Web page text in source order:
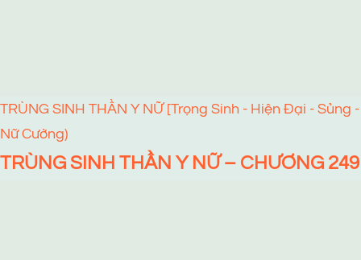
TRÙNG SINH THẦN Y NỮ [Trọng Sinh - Hiện Đại - Sủng -
Nữ Cường)
TRÙNG SINH THẦN Y NỮ – CHƯƠNG 249